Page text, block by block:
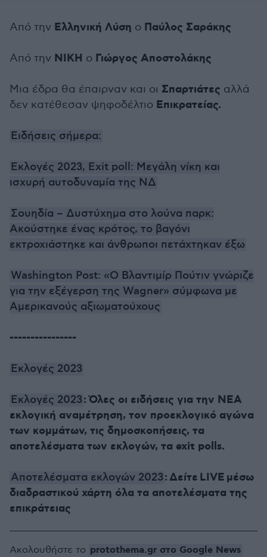
Από την Ελληνική Λύση ο Παύλος Σαράκης
Από την ΝΙΚΗ ο Γιώργος Αποστολάκης
Μια έδρα θα έπαιρναν και οι Σπαρτιάτες αλλά
δεν κατέθεσαν ψηφοδέλτιο Επικρατείας.
Ειδήσεις σήμερα:
Εκλογές 2023, Exit poll: Μεγάλη νίκη και
ισχυρή αυτοδυναμία της ΝΔ
Σουηδία – Δυστύχημα στο λούνα παρκ:
Ακούστηκε ένας κρότος, το βαγόνι
εκτροχιάστηκε και άνθρωποι πετάχτηκαν έξω
Washington Post: «Ο Βλαντιμίρ Πούτιν γνώριζε
για την εξέγερση της Wagner» σύμφωνα με
Αμερικανούς αξιωματούχους
----------------
Εκλογές 2023
Εκλογές 2023:Όλες οι ειδήσεις για την ΝΕΑ
εκλογική αναμέτρηση, τον προεκλογικό αγώνα
των κομμάτων, τις δημοσκοπήσεις, τα
αποτελέσματα των εκλογών, τα exit polls.
Αποτελέσματα εκλογών 2023:Δείτε LIVE μέσω
διαδραστικού χάρτη όλα τα αποτελέσματα της
επικράτειας
Ακολουθήστε το protothema.gr στο Google News